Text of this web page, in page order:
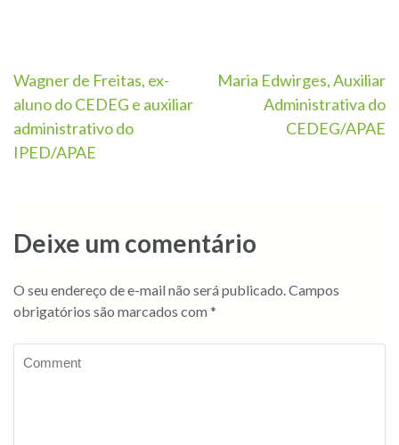
Wagner de Freitas, ex-
aluno do CEDEG e auxiliar
administrativo do
IPED/APAE
Maria Edwirges, Auxiliar
Administrativa do
CEDEG/APAE
Deixe um comentário
O seu endereço de e-mail não será publicado. Campos
obrigatórios são marcados com *